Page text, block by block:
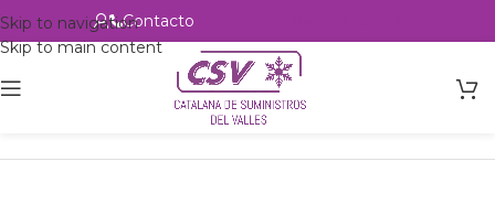
Skip to navigation
Skip to main content
Contacto
csvalles